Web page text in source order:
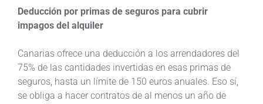
Deducción por primas de seguros para cubrir
impagos del alquiler
Canarias ofrece una deducción a los arrendadores del
75% de las cantidades invertidas en esas primas de
seguros, hasta un límite de 150 euros anuales. Eso sí,
se obliga a hacer contratos de al menos un año de